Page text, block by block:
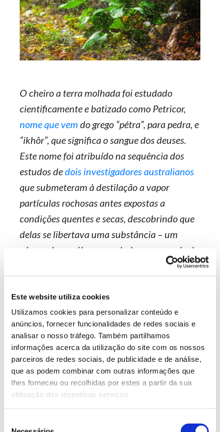
Este website utiliza cookies
Utilizamos cookies para personalizar conteúdo e
anúncios, fornecer funcionalidades de redes sociais e
analisar o nosso tráfego. Também partilhamos
informações acerca da utilização do site com os nossos
parceiros de redes sociais, de publicidade e de análise,
que as podem combinar com outras informações que
lhes forneceu ou recolhidas por estes a partir da sua
utilização dos respetivos serviços.
O cheiro a terra molhada foi estudado
cientificamente e batizado como Petricor,
nome que vem do grego “pétra”, para pedra, e
“ikhôr”, que significa o sangue dos deuses.
Este nome foi atribuído na sequência dos
estudos dedois investigadores australianos
que submeteram à destilação a vapor
partículas rochosas antes expostas a
condições quentes e secas, descobrindo que
delas se libertava uma substância – um
género de um óleo amarelado – responsável
pelo odor inconfundível a terra molhada.
2. O perfume mentolado do
eucalipto
Muitas espécies de eucalipto , incluindo o Eucalyptus
globulusque melhor conhecemos em Portugal,
produzem compostos químicos voláteis, como o
cineole – originalmente chamado de eucaliptol e
fresco e mentolado – um perfume natural que